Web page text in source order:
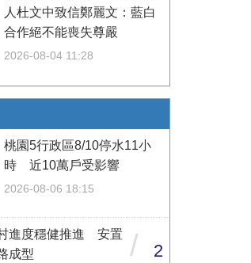
人杜文中致信鄭麗文：藍白
合作絕不能喪失尊嚴
2026-08-04 11:28
桃園5行政區8/10停水11小
時 近10萬戶受影響
2026-08-06 18:15
進度穩健推進 安置
成型
/ 2